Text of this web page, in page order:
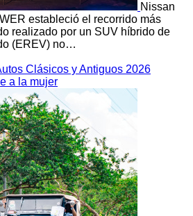
Nissan
estableció el recorrido más
realizado por un SUV híbrido de
(EREV) no…
Clásicos y Antiguos 2026
a la mujer